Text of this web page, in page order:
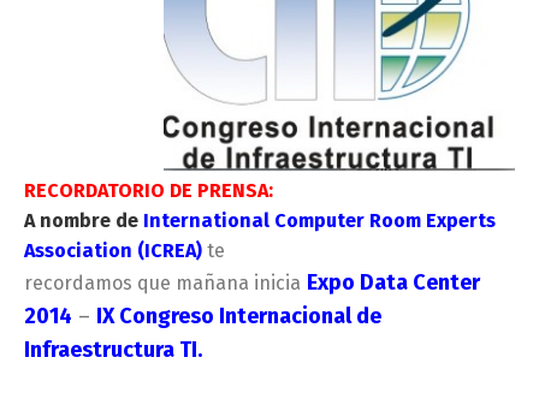
RECORDATORIO DE PRENSA:
A nombre de International Computer Room Experts
Association (ICREA) te
recordamos que mañana inicia Expo Data Center
2014 – IX Congreso Internacional de
Infraestructura TI.